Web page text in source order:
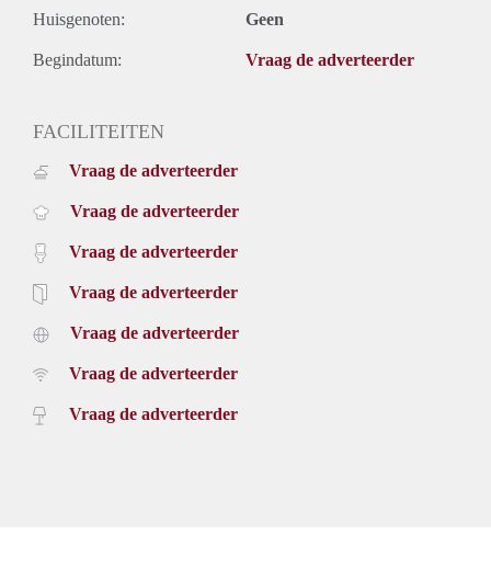
Huisgenoten: Geen
Begindatum: Vraag de adverteerder
FACILITEITEN
Vraag de adverteerder
Vraag de adverteerder
Vraag de adverteerder
Vraag de adverteerder
Vraag de adverteerder
Vraag de adverteerder
Vraag de adverteerder